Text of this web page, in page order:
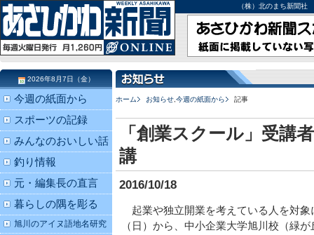
（株）北のまち新聞
ホーム お知らせ 今週の紙面から 記事
「創業スクール」受講
講
2016/10/18
起業や独立開業を考えている人を対
（日）から、中小企業大学旭川校（緑
2026年8月7日（金）
今週の紙面から
スポーツの記録
みんなのおいしい話
釣り情報
元・編集長の直言
暮らしの隅を彫る
旭川のアイヌ語地名研究